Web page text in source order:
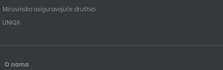
Mirovinsko osiguravajuće društvo
UNIQA
O nama